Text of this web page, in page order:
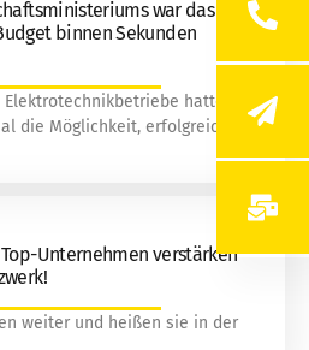
war das
binnen Sekunden
hatten
die Möglichkeit, erfolgreich in
Unternehmen verstärken
weiter und heißen sie in der